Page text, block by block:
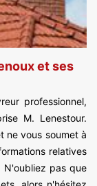
et ses
professionnel,
M. Lenestour.
ne vous soumet à
relatives
pas que